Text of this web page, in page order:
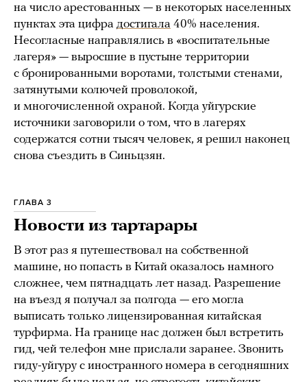
на число арестованных — в некоторых населенных
пунктах эта цифра достигала 40% населения.
Несогласные направлялись в «воспитательные
лагеря» — выросшие в пустыне территории
с бронированными воротами, толстыми стенами,
затянутыми колючей проволокой,
и многочисленной охраной. Когда уйгурские
источники заговорили о том, что в лагерях
содержатся сотни тысяч человек, я решил наконец
снова съездить в Синьцзян.
ГЛАВА 3
Новости из тартарары
В этот раз я путешествовал на собственной
машине, но попасть в Китай оказалось намного
сложнее, чем пятнадцать лет назад. Разрешение
на въезд я получал за полгода — его могла
выписать только лицензированная китайская
турфирма. На границе нас должен был встретить
гид, чей телефон мне прислали заранее. Звонить
гиду-уйгуру с иностранного номера в сегодняшних